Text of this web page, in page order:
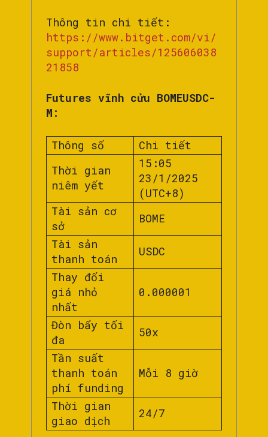
Thông tin chi tiết:
https://www.bitget.com/vi/
support/articles/125606038
21858
Futures vĩnh cửu BOMEUSDC-
M:
Thông số
Chi tiết
Thời gian
niêm yết
15:05
23/1/2025
(UTC+8)
Tài sản cơ
sở
BOME
Tài sản
thanh toán
USDC
Thay đổi
giá nhỏ
nhất
0.000001
Đòn bẩy tối
đa
50x
Tần suất
thanh toán
phí funding
Mỗi 8 giờ
Thời gian
giao dịch
24/7